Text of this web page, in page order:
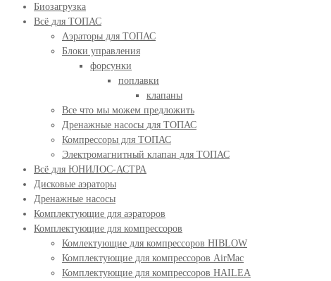
Биозагрузка
Всё для ТОПАС
Аэраторы для ТОПАС
Блоки управления
форсунки
поплавки
клапаны
Все что мы можем предложить
Дренажные насосы для ТОПАС
Компрессоры для ТОПАС
Электромагнитный клапан для ТОПАС
Всё для ЮНИЛОС-АСТРА
Дисковые аэраторы
Дренажные насосы
Комплектующие для аэраторов
Комплектующие для компрессоров
Комлектующие для компрессоров HIBLOW
Комплектующие для компрессоров AirMac
Комплектующие для компрессоров HAILEA